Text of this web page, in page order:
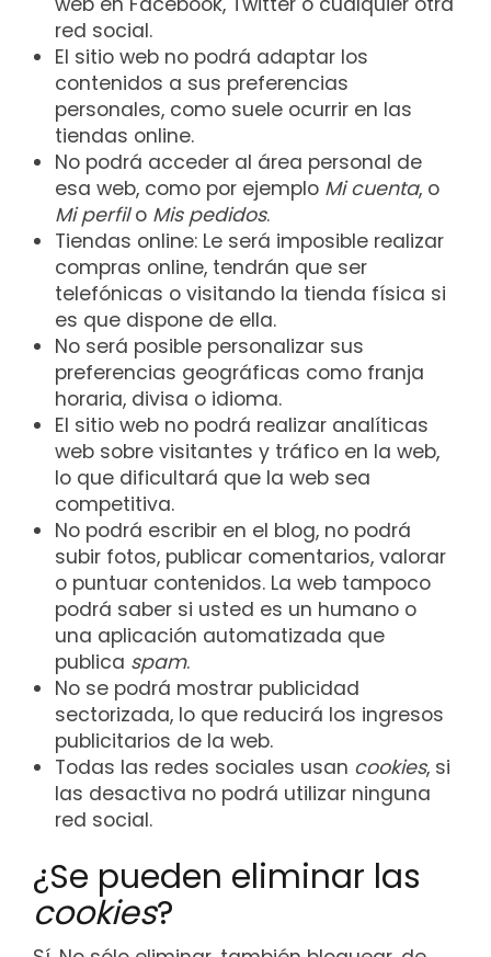
red social.
El sitio web no podrá adaptar los
contenidos a sus preferencias
personales, como suele ocurrir en las
tiendas online.
No podrá acceder al área personal de
esa web, como por ejemplo Mi cuenta, o
Mi perfilo Mis pedidos.
Tiendas online: Le será imposible realizar
compras online, tendrán que ser
telefónicas o visitando la tienda física si
es que dispone de ella.
No será posible personalizar sus
preferencias geográficas como franja
horaria, divisa o idioma.
El sitio web no podrá realizar analíticas
web sobre visitantes y tráfico en la web,
lo que dificultará que la web sea
competitiva.
No podrá escribir en el blog, no podrá
subir fotos, publicar comentarios, valorar
o puntuar contenidos. La web tampoco
podrá saber si usted es un humano o
una aplicación automatizada que
publica spam.
No se podrá mostrar publicidad
sectorizada, lo que reducirá los ingresos
publicitarios de la web.
Todas las redes sociales usan cookies, si
las desactiva no podrá utilizar ninguna
red social.
¿Se pueden eliminar las
cookies?